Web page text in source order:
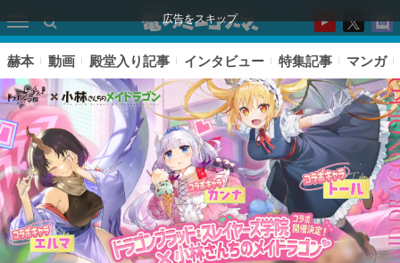
広告をスキップ
赫本 動画 殿堂入り記事 インタビュー 特集記事 マンガ